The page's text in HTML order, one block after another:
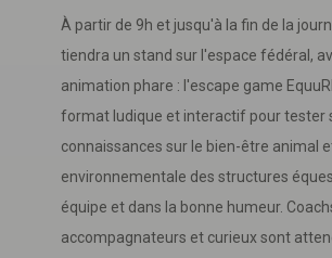
À partir de 9h et jusqu'à la fin de la
tiendra un stand sur l'espace fédéral,
animation phare : l'escape game
format ludique et interactif pour tester
connaissances sur le bien-être animal
environnementale des structures
équipe et dans la bonne humeur.
accompagnateurs et curieux sont